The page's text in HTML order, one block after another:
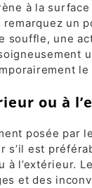
à la
un
souffle, une
le
ou à
posée par
s’il est
à l’extérieur.
et des